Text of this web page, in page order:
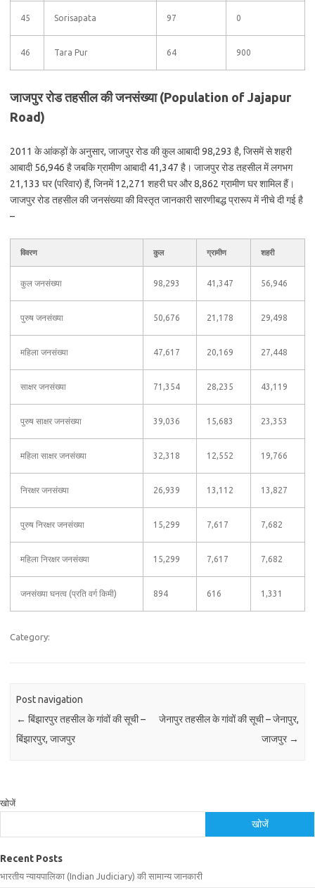
45 Sorisapata 97 0
46 Tara Pur 64 900
जाजपुर रोड तहसील की जनसंख्या (Population of Jajapur
Road)
2011 के आंकड़ों के अनुसार, जाजपुर रोड की कुल आबादी 98,293 है, जिसमें से शहरी
आबादी 56,946 है जबकि ग्रामीण आबादी 41,347 है। जाजपुर रोड तहसील में लगभग
21,133 घर (परिवार) हैं, जिनमें 12,271 शहरी घर और 8,862 ग्रामीण घर शामिल हैं।
जाजपुर रोड तहसील की जनसंख्या की विस्तृत जानकारी सारणीबद्ध प्रारूप में नीचे दी गई है
–
विवरण कुल ग्रामीण शहरी
कुल जनसंख्या 98,293 41,347 56,946
पुरुष जनसंख्या 50,676 21,178 29,498
महिला जनसंख्या 47,617 20,169 27,448
साक्षर जनसंख्या 71,354 28,235 43,119
पुरुष साक्षर जनसंख्या 39,036 15,683 23,353
महिला साक्षर जनसंख्या 32,318 12,552 19,766
निरक्षर जनसंख्या 26,939 13,112 13,827
पुरुष निरक्षर जनसंख्या 15,299 7,617 7,682
महिला निरक्षर जनसंख्या 15,299 7,617 7,682
जनसंख्या घनत्व (प्रति वर्ग किमी) 894 616 1,331
Category:
Post navigation
← बिंझारपुर तहसील के गांवों की सूची –
बिंझारपुर, जाजपुर
जेनापुर तहसील के गांवों की सूची – जेनापुर,
जाजपुर →
खोजें
खोजें
Recent Posts
भारतीय न्यायपालिका (Indian Judiciary) की सामान्य जानकारी